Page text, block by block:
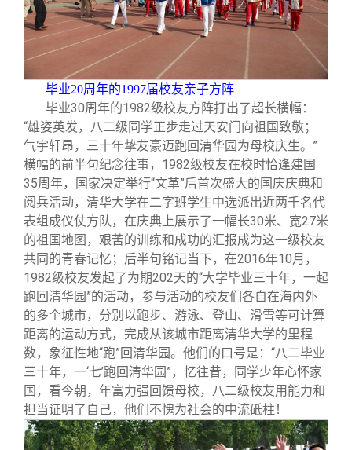
毕业20周年的1997届校友亲子方阵
毕业30周年的1982级校友方阵打出了超长横幅：
“雄姿英发，八二级同学正步走过天安门向祖国致敬；
气宇轩昂，三十年挚友豪迈跑回清华园为母校庆生。”
横幅的前半句纪念往事，1982级校友在校时恰逢建国
35周年，国家决定举行“文革”后首次盛大的国庆庆典和
阅兵活动，清华大学在二字班学生中选派出近两千名代
表组成仪仗方队，在庆典上展示了一幅长30米、宽27米
的祖国地图，艰苦的训练和成功的汇报成为这一级校友
共同的青春记忆；后半句铭记当下，在2016年10月，
1982级校友发起了为期202天的“大学毕业三十年，一起
跑回清华园”的活动，参与活动的校友们各自在海内外
的多个城市，分别以跑步、游泳、登山、滑雪等可计算
距离的运动方式，完成从该城市距离清华大学的里程
数，象征性地“跑”回清华园。他们的口号是：“八二毕业
三十年，一‘七’跑回清华园”，忆往昔，同学少年心怀家
国，看今朝，年富力强回馈母校，八二级校友用能力和
担当证明了自己，他们不愧为社会的中流砥柱！